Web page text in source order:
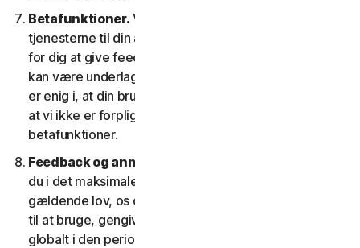
Betafunktioner. Vi kan inkludere betafunktioner i
tjenesterne til din anvendelse, hvilket gør det muligt
for dig at give feedback. Din brug af betafunktioner
kan være underlagt betaling af gebyrer. Du forstår og
er enig i, at din brug af betafunktionerne er frivillig, og
at vi ikke er forpligtet til at give dig nogen
betafunktioner.
Feedback og anmeldelser.
du i det maksimale omfang, der er tilladt i henhold til
gældende lov, os og vores datterselskaber tilladelse
til at bruge, gengive, kopiere og oversætte dit indlæg
globalt i den periode, indlæggene er beskyttet af